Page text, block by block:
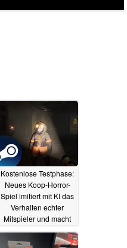
Kostenlose Testphase:
Neues Koop-Horror-
Spiel imitiert mit KI das
Verhalten echter
Mitspieler und macht
Überlebensstrategie